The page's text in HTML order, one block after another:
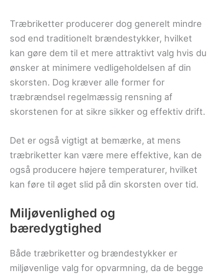
Træbriketter producerer dog generelt mindre
sod end traditionelt brændestykker, hvilket
kan gøre dem til et mere attraktivt valg hvis du
ønsker at minimere vedligeholdelsen af din
skorsten. Dog kræver alle former for
træbrændsel regelmæssig rensning af
skorstenen for at sikre sikker og effektiv drift.
Det er også vigtigt at bemærke, at mens
træbriketter kan være mere effektive, kan de
også producere højere temperaturer, hvilket
kan føre til øget slid på din skorsten over tid.
Miljøvenlighed og
bæredygtighed
Både træbriketter og brændestykker er
miljøvenlige valg for opvarmning, da de begge